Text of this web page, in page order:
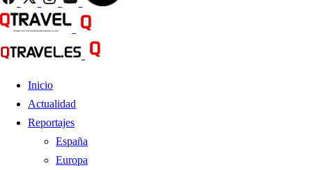
Inicio
Actualidad
Reportajes
España
Europa